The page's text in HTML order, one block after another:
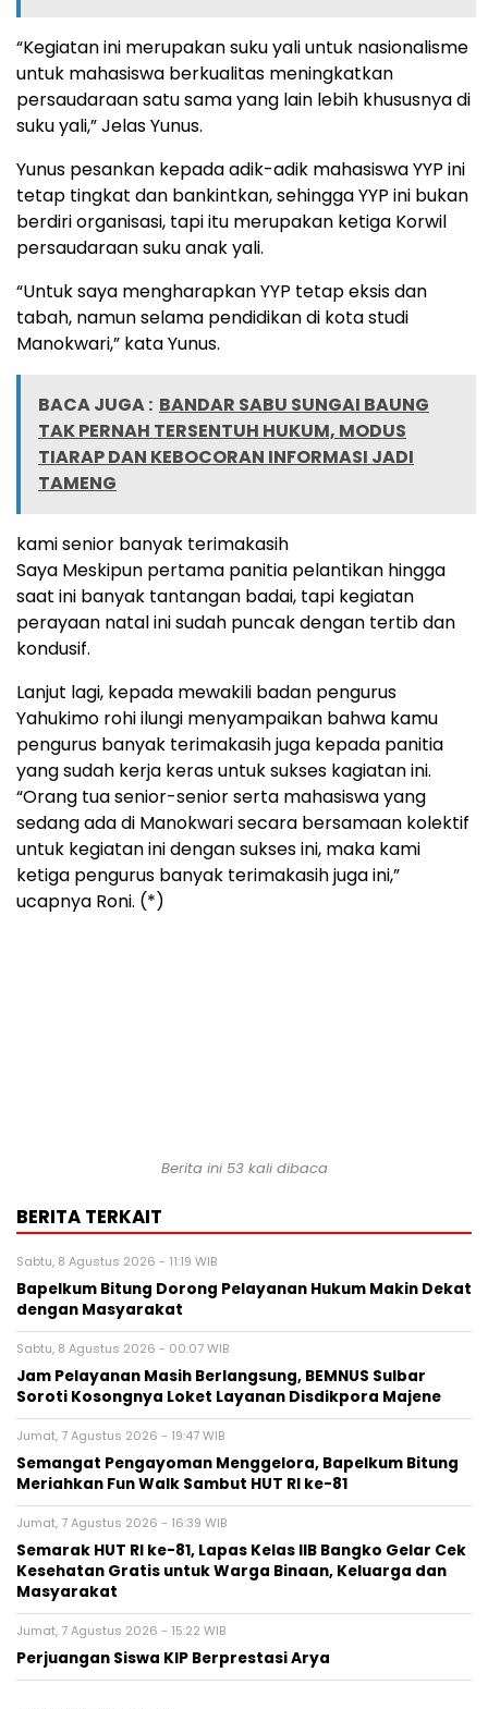
“Kegiatan ini merupakan suku yali untuk nasionalisme
untuk mahasiswa berkualitas meningkatkan
persaudaraan satu sama yang lain lebih khususnya di
suku yali,” Jelas Yunus.
Yunus pesankan kepada adik-adik mahasiswa YYP ini
tetap tingkat dan bankintkan, sehingga YYP ini bukan
berdiri organisasi, tapi itu merupakan ketiga Korwil
persaudaraan suku anak yali.
“Untuk saya mengharapkan YYP tetap eksis dan
tabah, namun selama pendidikan di kota studi
Manokwari,” kata Yunus.
BACA JUGA : BANDAR SABU SUNGAI BAUNG
TAK PERNAH TERSENTUH HUKUM, MODUS
TIARAP DAN KEBOCORAN INFORMASI JADI
TAMENG
kami senior banyak terimakasih
Saya Meskipun pertama panitia pelantikan hingga
saat ini banyak tantangan badai, tapi kegiatan
perayaan natal ini sudah puncak dengan tertib dan
kondusif.
Lanjut lagi, kepada mewakili badan pengurus
Yahukimo rohi ilungi menyampaikan bahwa kamu
pengurus banyak terimakasih juga kepada panitia
yang sudah kerja keras untuk sukses kagiatan ini.
“Orang tua senior-senior serta mahasiswa yang
sedang ada di Manokwari secara bersamaan kolektif
untuk kegiatan ini dengan sukses ini, maka kami
ketiga pengurus banyak terimakasih juga ini,”
ucapnya Roni. (*)
Berita ini 53kali dibaca
BERITA TERKAIT
Sabtu, 8 Agustus 2026 - 11:19 WIB
Bapelkum Bitung Dorong Pelayanan Hukum Makin Dekat
dengan Masyarakat
Sabtu, 8 Agustus 2026 - 00:07 WIB
Jam Pelayanan Masih Berlangsung, BEMNUS Sulbar
Soroti Kosongnya Loket Layanan Disdikpora Majene
Jumat, 7 Agustus 2026 - 19:47 WIB
Semangat Pengayoman Menggelora, Bapelkum Bitung
Meriahkan Fun Walk Sambut HUT RI ke-81
Jumat, 7 Agustus 2026 - 16:39 WIB
Semarak HUT RI ke-81, Lapas Kelas IIB Bangko Gelar Cek
Kesehatan Gratis untuk Warga Binaan, Keluarga dan
Masyarakat
Jumat, 7 Agustus 2026 - 15:22 WIB
Perjuangan Siswa KIP Berprestasi Arya